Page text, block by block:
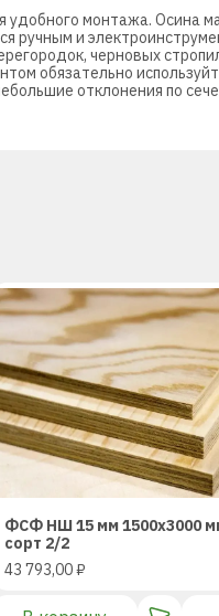
монтажа. Осина
ручным и
черновых
обязательно
отклонения по
ФСФ НШ 15 мм 1500х3000
сорт 2/2
43 793,00₽